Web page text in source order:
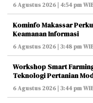
6 Agustus 2026 | 4:54 pm
Kominfo Makassar
Keamanan Informasi
6 Agustus 2026 | 3:48 pm
Workshop Smart
Teknologi Pertanian
6 Agustus 2026 | 3:44 pm